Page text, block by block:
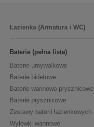
Łazienka (Armatura i WC)
Baterie (pełna lista)
Baterie umywalkowe
Baterie bidetowe
Baterie wannowo-prysznicowe
Baterie prysznicowe
Zestawy baterii łazienkowych
Wylewki wannowe